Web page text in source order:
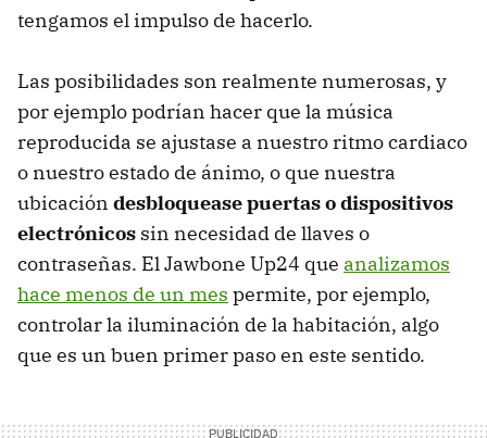
tengamos el impulso de hacerlo.
Las posibilidades son realmente numerosas, y
por ejemplo podrían hacer que la música
reproducida se ajustase a nuestro ritmo cardiaco
o nuestro estado de ánimo, o que nuestra
ubicación desbloquease puertas o dispositivos
electrónicos sin necesidad de llaves o
contraseñas. El Jawbone Up24 que analizamos
hace menos de un mes permite, por ejemplo,
controlar la iluminación de la habitación, algo
que es un buen primer paso en este sentido.